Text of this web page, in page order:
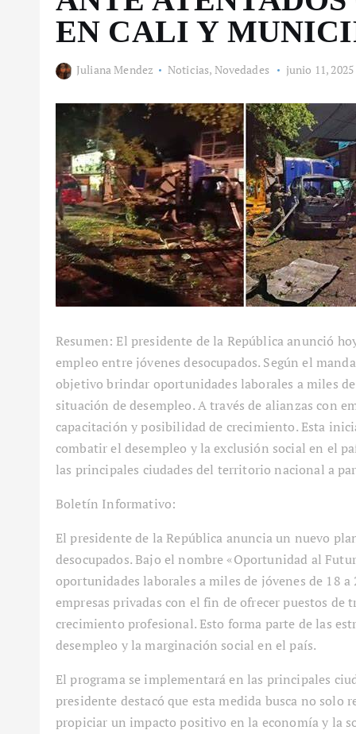
EN CALI Y
Juliana Mendez Noticias, Novedades junio 11, 2025
Resumen: El presidente de la República anunció
empleo entre jóvenes desocupados. Según el
objetivo brindar oportunidades laborales a miles
situación de desempleo. A través de alianzas con
capacitación y posibilidad de crecimiento. Esta
combatir el desempleo y la exclusión social en el
las principales ciudades del territorio nacional a
Boletín Informativo:
El presidente de la República anuncia un nuevo
desocupados. Bajo el nombre «Oportunidad al
oportunidades laborales a miles de jóvenes de 18
empresas privadas con el fin de ofrecer puestos
crecimiento profesional. Esto forma parte de las
desempleo y la marginación social en el país.
El programa se implementará en las principales
presidente destacó que esta medida busca no
propiciar un impacto positivo en la economía y la